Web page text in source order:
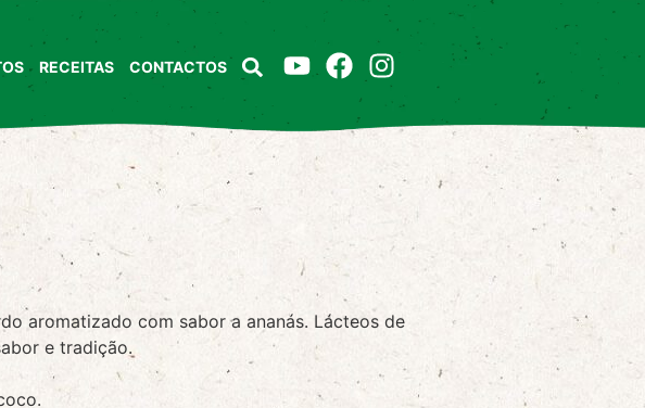
RECEITAS CONTACTOS
aromatizado com sabor a ananás. Lácteos de
e tradição.